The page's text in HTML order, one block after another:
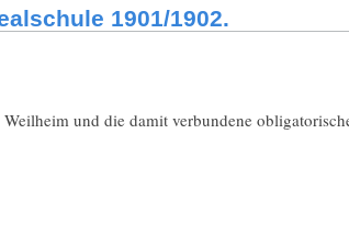
1901/1902.
und die damit verbundene